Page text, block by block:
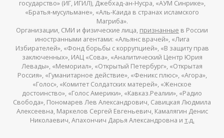
государство» (ИГ, ИГИЛ), Джебхад-ан-Нусра, «АУМ Синрике»,
«Братья-мусульмане», «Аль-Каида в странах исламского
Магриба».
Организации, СМИ и физические лица, признанные в России
иностранными агентами: «Альянс врачей», «Лига
Избирателей», «Фонд борьбы с коррупцией», «В защиту прав
заключенных», ИАЦ «Сова», «Аналитический Центр Юрия
Левады», «Мемориал», «Открытый Петербург», «Открытая
Россия», «Гуманитарное действие», «Феникс плюс», «Агора»,
«Голос», «Комитет Солдатских матерей», «Женское
достоинство», «Голос Америки», «Кавказ.Реалии», «Радио
Свобода», Пономарев Лев Александрович, Савицкая Людмила
Алексеевна, Маркелов Сергей Евгеньевич, Камалягин Денис
Николаевич, Апахончич Дарья Александровна и т.д.